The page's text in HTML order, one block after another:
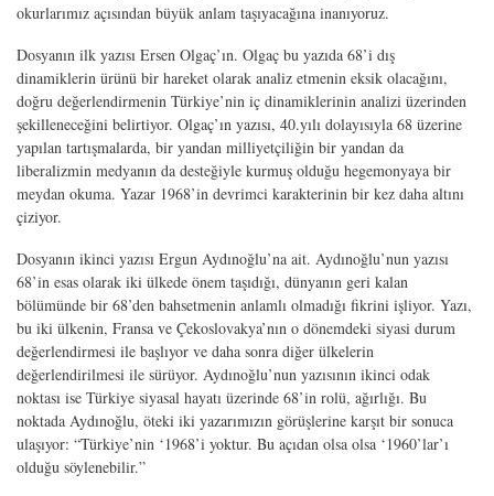
okurlarımız açısından büyük anlam taşıyacağına inanıyoruz.
Dosyanın ilk yazısı Ersen Olgaç’ın. Olgaç bu yazıda 68’i dış
dinamiklerin ürünü bir hareket olarak analiz etmenin eksik olacağını,
doğru değerlendirmenin Türkiye’nin iç dinamiklerinin analizi üzerinden
şekilleneceğini belirtiyor. Olgaç’ın yazısı, 40.yılı dolayısıyla 68 üzerine
yapılan tartışmalarda, bir yandan milliyetçiliğin bir yandan da
liberalizmin medyanın da desteğiyle kurmuş olduğu hegemonyaya bir
meydan okuma. Yazar 1968’in devrimci karakterinin bir kez daha altını
çiziyor.
Dosyanın ikinci yazısı Ergun Aydınoğlu’na ait. Aydınoğlu’nun yazısı
68’in esas olarak iki ülkede önem taşıdığı, dünyanın geri kalan
bölümünde bir 68’den bahsetmenin anlamlı olmadığı fikrini işliyor. Yazı,
bu iki ülkenin, Fransa ve Çekoslovakya’nın o dönemdeki siyasi durum
değerlendirmesi ile başlıyor ve daha sonra diğer ülkelerin
değerlendirilmesi ile sürüyor. Aydınoğlu’nun yazısının ikinci odak
noktası ise Türkiye siyasal hayatı üzerinde 68’in rolü, ağırlığı. Bu
noktada Aydınoğlu, öteki iki yazarımızın görüşlerine karşıt bir sonuca
ulaşıyor: “Türkiye’nin ‘1968’i yoktur. Bu açıdan olsa olsa ‘1960’lar’ı
olduğu söylenebilir.”